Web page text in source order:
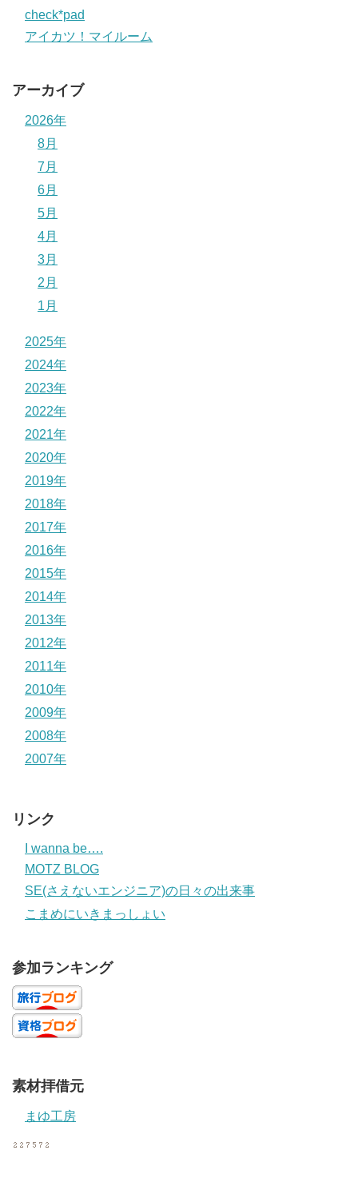
check*pad
アイカツ！マイルーム
アーカイブ
2026年
8月
7月
6月
5月
4月
3月
2月
1月
2025年
2024年
2023年
2022年
2021年
2020年
2019年
2018年
2017年
2016年
2015年
2014年
2013年
2012年
2011年
2010年
2009年
2008年
2007年
リンク
I wanna be….
MOTZ BLOG
SE(さえないエンジニア)の日々の出来事
こまめにいきまっしょい
参加ランキング
素材拝借元
まゆ工房